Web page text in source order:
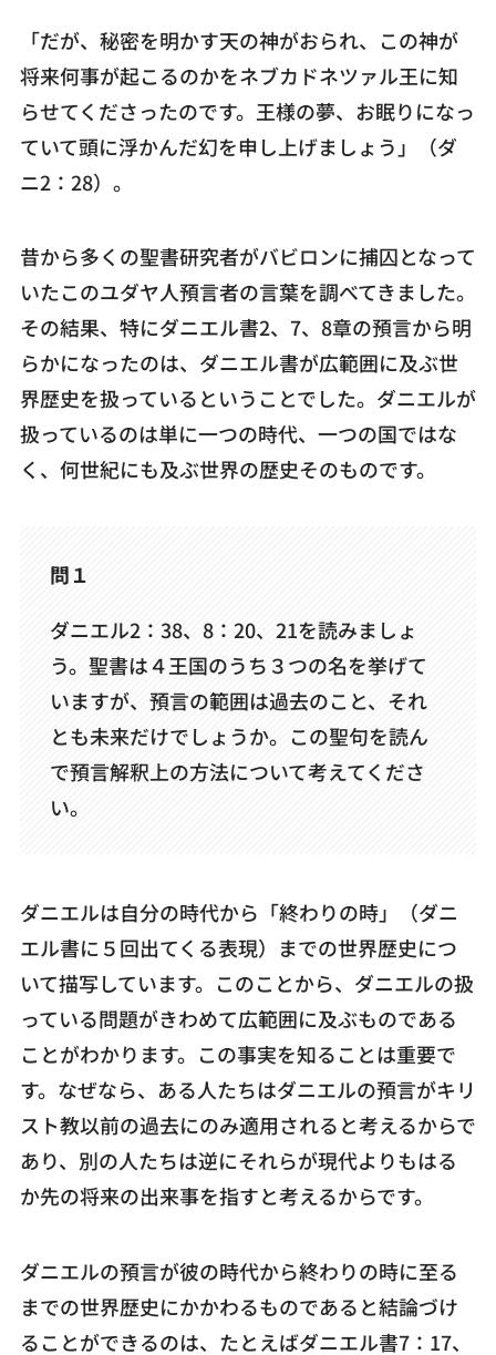
「だが、秘密を明かす天の神がおられ、この神が
将来何事が起こるのかをネブカドネツァル王に知
らせてくださったのです。王様の夢、お眠りになっ
ていて頭に浮かんだ幻を申し上げましょう」（ダ
ニ2：28）。
昔から多くの聖書研究者がバビロンに捕囚となって
いたこのユダヤ人預言者の言葉を調べてきました。
その結果、特にダニエル書2、7、8章の預言から明
らかになったのは、ダニエル書が広範囲に及ぶ世
界歴史を扱っているということでした。ダニエルが
扱っているのは単に一つの時代、一つの国ではな
く、何世紀にも及ぶ世界の歴史そのものです。
問１
ダニエル2：38、8：20、21を読みましょ
う。聖書は４王国のうち３つの名を挙げて
いますが、預言の範囲は過去のこと、それ
とも未来だけでしょうか。この聖句を読ん
で預言解釈上の方法について考えてくださ
い。
ダニエルは自分の時代から「終わりの時」（ダニ
エル書に５回出てくる表現）までの世界歴史につ
いて描写しています。このことから、ダニエルの扱
っている問題がきわめて広範囲に及ぶものである
ことがわかります。この事実を知ることは重要で
す。なぜなら、ある人たちはダニエルの預言がキリ
スト教以前の過去にのみ適用されると考えるからで
あり、別の人たちは逆にそれらが現代よりもはる
か先の将来の出来事を指すと考えるからです。
ダニエルの預言が彼の時代から終わりの時に至る
までの世界歴史にかかわるものであると結論づけ
ることができるのは、たとえばダニエル書7：17、